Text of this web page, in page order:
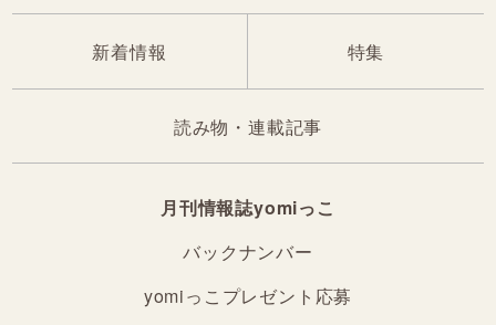
新着情報 特集
読み物・連載記事
月刊情報誌yomiっこ
バックナンバー
yomiっこプレゼント応募